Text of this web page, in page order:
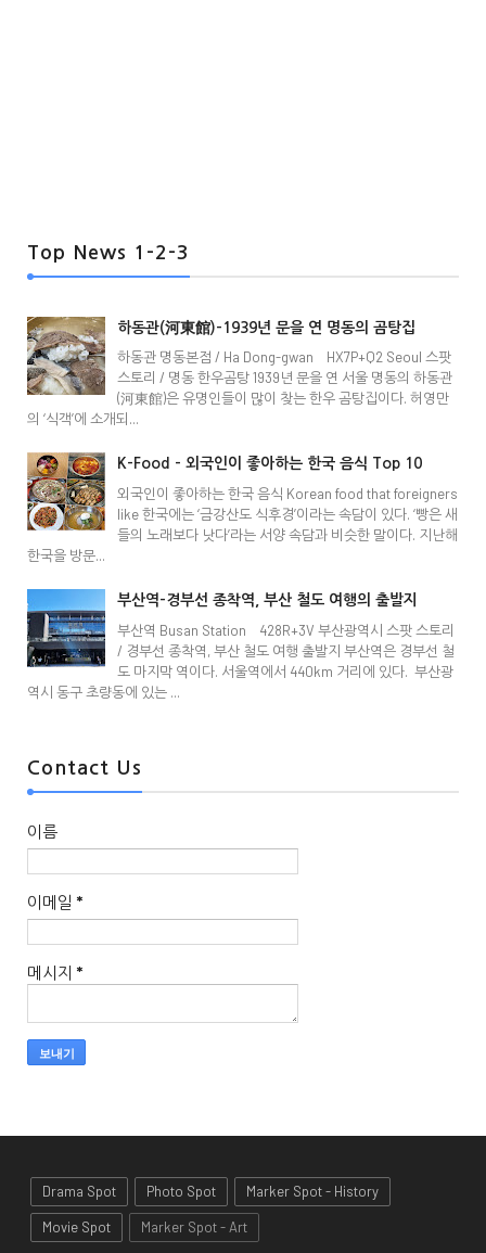
Top News 1-2-3
하동관(河東館)-1939년 문을 연 명동의 곰탕집
하동관 명동본점 / Ha Dong-gwan HX7P+Q2 Seoul 스팟
스토리 / 명동 한우곰탕 1939년 문을 연 서울 명동의 하동관
(河東館)은 유명인들이 많이 찾는 한우 곰탕집이다. 허영만
의 ‘식객’에 소개되...
K-Food - 외국인이 좋아하는 한국 음식 Top 10
외국인이 좋아하는 한국 음식 Korean food that foreigners
like 한국에는 ‘금강산도 식후경’이라는 속담이 있다. ‘빵은 새
들의 노래보다 낫다’라는 서양 속담과 비슷한 말이다. 지난해
한국을 방문...
부산역-경부선 종착역, 부산 철도 여행의 출발지
부산역 Busan Station 428R+3V 부산광역시 스팟 스토리
/ 경부선 종착역, 부산 철도 여행 출발지 부산역은 경부선 철
도 마지막 역이다. 서울역에서 440km 거리에 있다. 부산광
역시 동구 초량동에 있는 ...
Contact Us
이름
이메일 *
메시지 *
Drama Spot Photo Spot Marker Spot - History
Movie Spot Marker Spot - Art